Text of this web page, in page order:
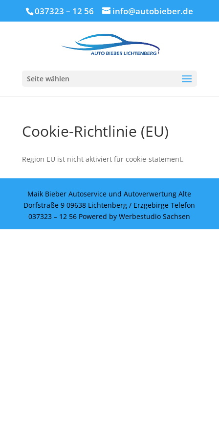
037323 – 12 56 info@autobieber.de
Seite wählen
Cookie-Richtlinie (EU)
Region EU ist nicht aktiviert für cookie-statement.
Maik Bieber Autoservice und Autoverwertung Alte
Dorfstraße 9 09638 Lichtenberg / Erzgebirge Telefon
037323 – 12 56 Powered by Werbestudio Sachsen